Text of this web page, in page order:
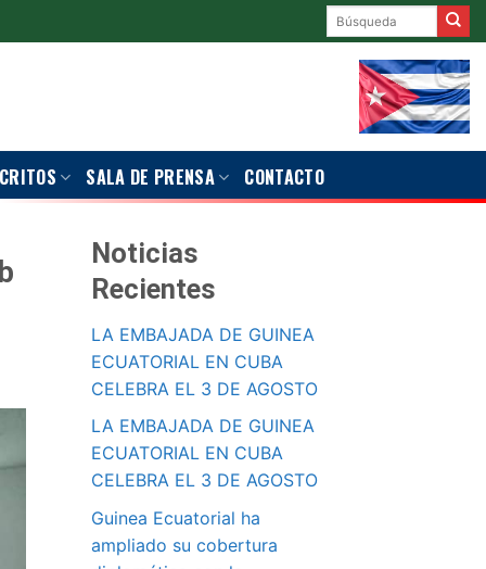
SALA DE PRENSA CONTACTO
Noticias
Recientes
LA EMBAJADA DE GUINEA
ECUATORIAL EN CUBA
CELEBRA EL 3 DE AGOSTO
LA EMBAJADA DE GUINEA
ECUATORIAL EN CUBA
CELEBRA EL 3 DE AGOSTO
Guinea Ecuatorial ha
ampliado su cobertura